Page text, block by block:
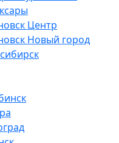
Центр
Новый город